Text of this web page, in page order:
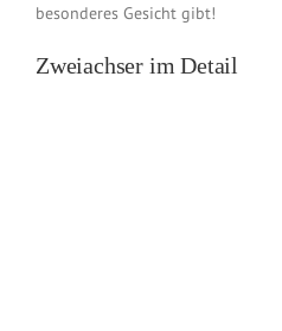
besonderes Gesicht gibt!
Zweiachser im Detail